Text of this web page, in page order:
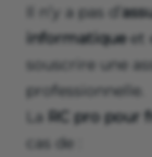
Il n’y a pas d’
informatiqueet
souscrire une
professionnelle.
La RC pro pour
cas de :